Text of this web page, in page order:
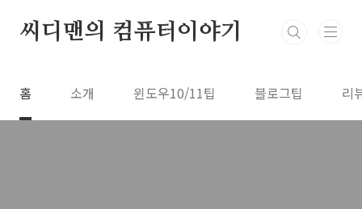
씨디맨의 컴퓨터이야기
홈 소개 윈도우10/11팁 블로그팁 리